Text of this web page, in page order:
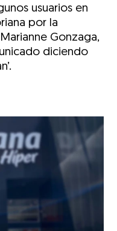
usuarios en
por la
Gonzaga,
diciendo
EmailFacebook
mediante Twitter
actual mediante LinkedIn
actual mediante